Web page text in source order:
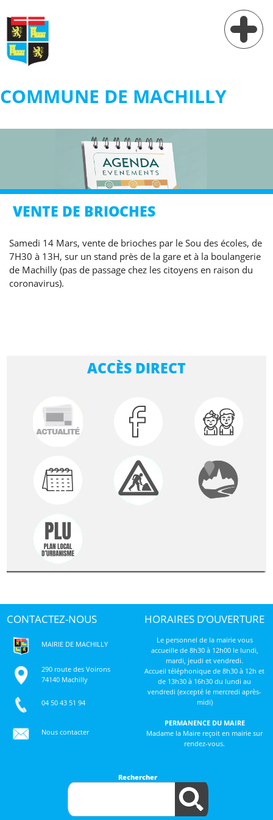
COMMUNE DE MACHILLY
Vie pratique
Services
Village
Contact
VENTE DE BRIOCHES
Samedi 14 Mars, vente de brioches par le Sou des écoles, de
7H30 à 13H, sur un stand près de la gare et à la boulangerie
de Machilly (pas de passage chez les citoyens en raison du
coronavirus).
ACCÈS DIRECT
CONTACTEZ-NOUS
MAIRIE DE MACHILLY
290 route des Voirons
74140 Machilly
04 50 43 51 94
Nous contacter
HORAIRES D’OUVERTURE
Le personnel de la mairie vous
accueille de 8h30 à 12h00 le lundi,
mardi, jeudi et vendredi.
Accueil téléphonique de 8h30 à 12h et
de 13h30 à 16h30 du lundi au
vendredi (excepté le mercredi après-
midi)
PERMANENCE DU MAIRE
Madame la Maire reçoit en mairie sur
rendez-vous.
Rechercher